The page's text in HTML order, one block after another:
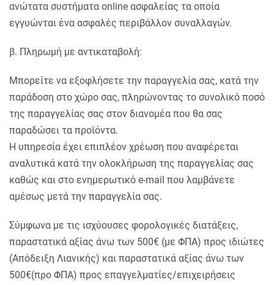
ανώτατα συστήματα online ασφαλείας τα οποία
εγγυώνται ένα ασφαλές περιβάλλον συναλλαγών.
β. Πληρωμή με αντικαταβολή:
Μπορείτε να εξοφλήσετε την παραγγελία σας, κατά την
παράδοση στο χώρο σας, πληρώνοντας το συνολικό ποσό
της παραγγελίας σας στον διανομέα που θα σας
παραδώσει τα προϊόντα.
Η υπηρεσία έχει επιπλέον χρέωση που αναφέρεται
αναλυτικά κατά την ολοκλήρωση της παραγγελίας σας
καθώς και στο ενημερωτικό e-mail που λαμβάνετε
αμέσως μετά την παραγγελία σας.
Σύμφωνα με τις ισχύουσες φορολογικές διατάξεις,
παραστατικά αξίας άνω των 500€ (με ΦΠΑ) προς ιδιώτες
(Απόδειξη Λιανικής) και παραστατικά αξίας άνω των
500€(προ ΦΠΑ) προς επαγγελματίες/επιχειρήσεις